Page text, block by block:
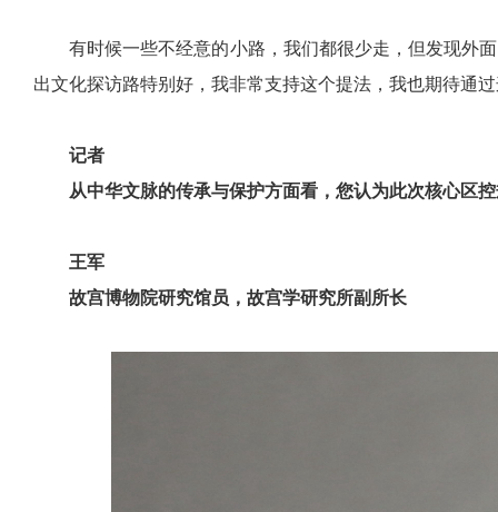
有时候一些不经意的小路，我们都很少走，但发现外
出文化探访路特别好，我非常支持这个提法，我也期待通
记者
从中华文脉的传承与保护方面看，您认为此次核心区
王军
故宫博物院研究馆员，故宫学研究所副所长